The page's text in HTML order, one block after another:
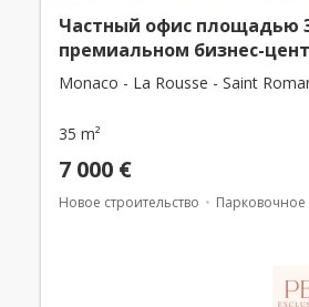
Частный офис площадью
премиальном бизнес-
Monaco - La Rousse - Saint
35 m²
7 000 €
Новое строительство Парковочное